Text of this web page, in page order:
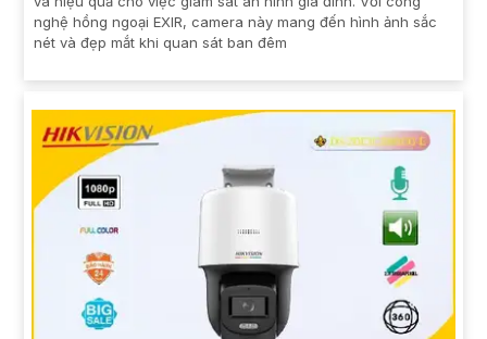
nghệ hồng ngoại EXIR, camera này mang đến hình ảnh sắc
nét và đẹp mắt khi quan sát ban đêm